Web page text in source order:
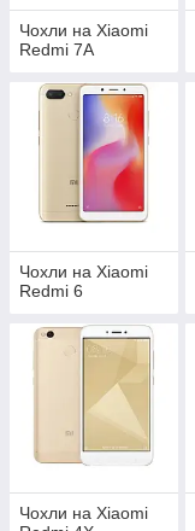
Чохли на Xiaomi
Redmi 7A
Чохли на Xiaomi
Redmi 6
Чохли на Xiaomi